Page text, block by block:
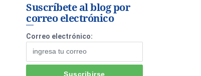
Suscríbete al blog por
correo electrónico
Correo electrónico: